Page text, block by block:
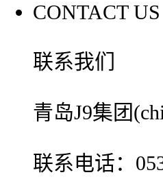
CONTACT US
联系我们
青岛J9集团
联系电话：